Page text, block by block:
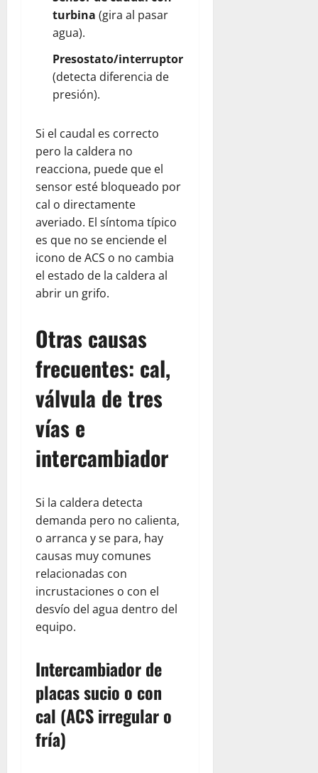
turbina (gira al pasar
agua).
Presostato/interruptor
(detecta diferencia de
presión).
Si el caudal es correcto
pero la caldera no
reacciona, puede que el
sensor esté bloqueado por
cal o directamente
averiado. El síntoma típico
es que no se enciende el
icono de ACS o no cambia
el estado de la caldera al
abrir un grifo.
Otras causas
frecuentes: cal,
válvula de tres
vías e
intercambiador
Si la caldera detecta
demanda pero no calienta,
o arranca y se para, hay
causas muy comunes
relacionadas con
incrustaciones o con el
desvío del agua dentro del
equipo.
Intercambiador de
placas sucio o con
cal (ACS irregular o
fría)